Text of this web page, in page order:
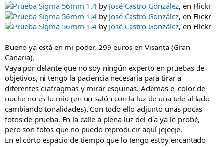
Prueba Sigma 56mm 1.4 by José Castro González, en Flickr
Prueba Sigma 56mm 1.4 by José Castro González, en Flickr
Prueba Sigma 56mm 1.4 by José Castro González, en Flickr
Bueno ya está en mi poder, 299 euros en Visanta (Gran
Canaria).
Vaya por delante que no soy ningún experto en pruebas de
objetivos, ni tengo la paciencia necesaria para tirar a
diferentes diafragmas y mirar esquinas. Ademas el color de
noche no es lo mio (en un salón con la luz de una tele al lado
cambiando tonalidades). Con todo ello adjunto unas pocas
fotos de prueba. En la calle a plena luz del día ya lo probé,
pero son fotos que no puedo reproducir aquí jejeeje.
En el corto espacio de tiempo que lo tengo estoy encantado